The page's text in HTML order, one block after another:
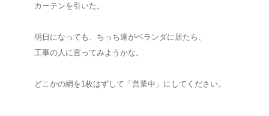
カーテンを引いた。
明日になっても、ちっち達がベランダに居たら、
工事の人に言ってみようかな。
どこかの網を1枚はずして「営業中」にしてください。